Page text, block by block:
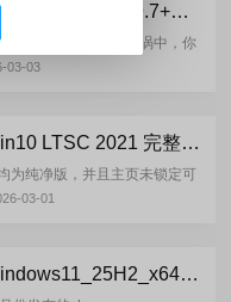
《王国降临：解放 》- 皇家版-1.9.7+DLC-FitGirl (2026.03.02)多语言重置版
的儿子。在内战的漩涡中，你
你的村庄，屠杀你的亲友。你
03-03
【月伴流星】Win10 LTSC 2021 完整+适量精简多合一安装版2026.03
为纯净版，并且主页未锁定可
认的此电脑，用户文件夹，回
03-01
【月伴流星】Windows11_25H2_x64 极限精简专业版+专工版2026.03